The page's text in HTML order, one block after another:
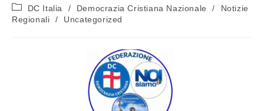
DC Italia
/ Democrazia Cristiana Nazionale /
Notizie
Regionali
/ Uncategorized